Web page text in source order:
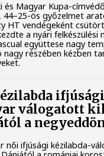
és Magyar Kupa-
44–25-ös győzelmet
HT vendégeként
a nyári felkészülési
együttese nagy
nagy részében kézben
válogatott
a
női ifjúsági kézilabda-